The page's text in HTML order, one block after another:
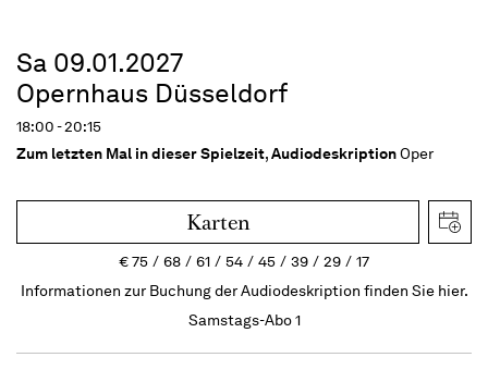
Sa 09.01.2027
Opernhaus Düsseldorf
18:00 - 20:15
Zum letzten Mal in dieser Spielzeit,AudiodeskriptionOper
Karten
€75 68 61 54 45 39 29
17
Informationen zur Buchung der Audiodeskription finden Sie hier.
Samstags-Abo 1